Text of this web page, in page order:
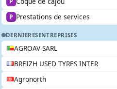
P Prestations de services
DERNIERESENTREPRISES
AGROAV SARL
BREIZH USED TYRES INTER
Agronorth